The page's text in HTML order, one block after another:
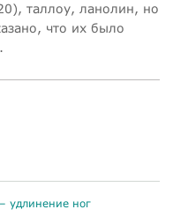
таллоу, ланолин, но
что их было
удлинение ног